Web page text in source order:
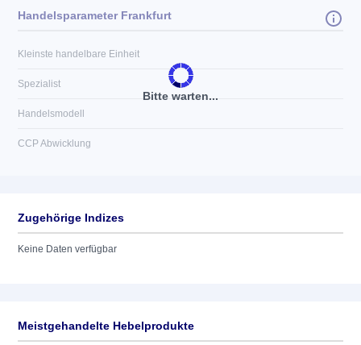
Bitte warten...
Handelsparameter Frankfurt
Kleinste handelbare Einheit
Spezialist
Handelsmodell
CCP Abwicklung
Zugehörige Indizes
Keine Daten verfügbar
Meistgehandelte Hebelprodukte